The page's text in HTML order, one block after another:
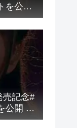
を公開
売記念#
公開 #